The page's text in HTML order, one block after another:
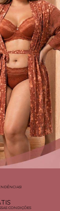
CONDIÇÕES